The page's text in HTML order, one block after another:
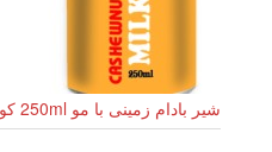
شیر بادام زمینی با مو 250ml کوکو ژله